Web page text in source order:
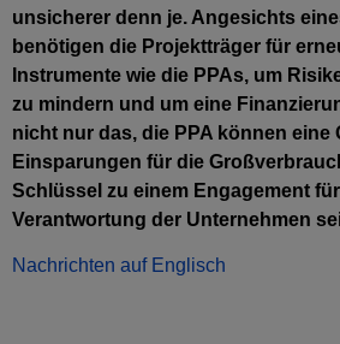
unsicherer denn je. Angesichts
benötigen die Projektträger für
Instrumente wie die PPAs, um
zu mindern und um eine
nicht nur das, die PPA können eine
Einsparungen für die
Schlüssel zu einem Engagement
Verantwortung der Unternehmen
Nachrichten auf Englisch